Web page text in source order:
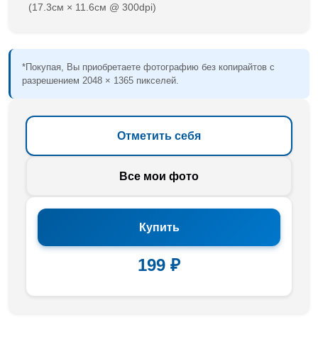
(17.3см × 11.6см @ 300dpi)
*Покупая, Вы приобретаете фотографию без копирайтов с
разрешением 2048 × 1365 пикселей.
Отметить себя
Все мои фото
Купить
199 ₽